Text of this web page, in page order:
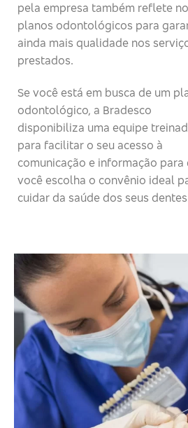
pela empresa também reflete
planos odontológicos para
ainda mais qualidade nos
prestados.
Se você está em busca de um
odontológico, a Bradesco
disponibiliza uma equipe
para facilitar o seu acesso à
comunicação e informação para
você escolha o convênio ideal
cuidar da saúde dos seus